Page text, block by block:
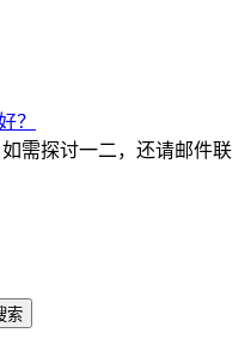
？
需探讨一二，还请邮件联